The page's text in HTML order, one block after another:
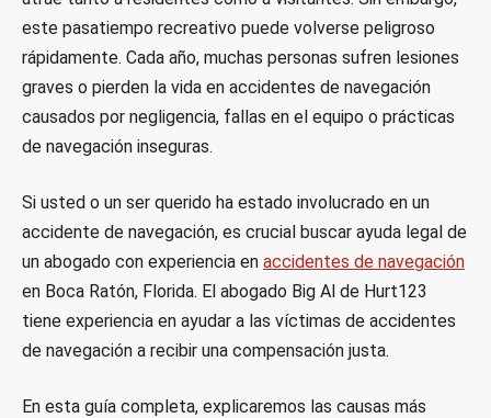
este pasatiempo recreativo puede volverse peligroso
rápidamente. Cada año, muchas personas sufren lesiones
graves o pierden la vida en accidentes de navegación
causados por negligencia, fallas en el equipo o prácticas
de navegación inseguras.
Si usted o un ser querido ha estado involucrado en un
accidente de navegación, es crucial buscar ayuda legal de
un abogado con experiencia en accidentes de navegación
en Boca Ratón, Florida. El abogado Big Al de Hurt123
tiene experiencia en ayudar a las víctimas de accidentes
de navegación a recibir una compensación justa.
En esta guía completa, explicaremos las causas más